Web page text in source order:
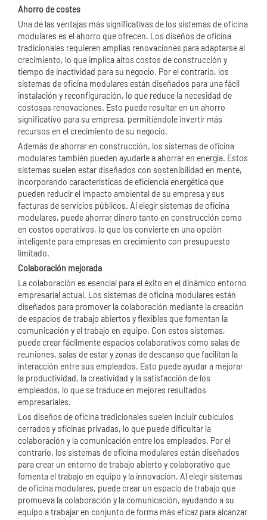
Ahorro de costes
Una de las ventajas más significativas de los sistemas de oficina
modulares es el ahorro que ofrecen. Los diseños de oficina
tradicionales requieren amplias renovaciones para adaptarse al
crecimiento, lo que implica altos costos de construcción y
tiempo de inactividad para su negocio. Por el contrario, los
sistemas de oficina modulares están diseñados para una fácil
instalación y reconfiguración, lo que reduce la necesidad de
costosas renovaciones. Esto puede resultar en un ahorro
significativo para su empresa, permitiéndole invertir más
recursos en el crecimiento de su negocio.
Además de ahorrar en construcción, los sistemas de oficina
modulares también pueden ayudarle a ahorrar en energía. Estos
sistemas suelen estar diseñados con sostenibilidad en mente,
incorporando características de eficiencia energética que
pueden reducir el impacto ambiental de su empresa y sus
facturas de servicios públicos. Al elegir sistemas de oficina
modulares, puede ahorrar dinero tanto en construcción como
en costos operativos, lo que los convierte en una opción
inteligente para empresas en crecimiento con presupuesto
limitado.
Colaboración mejorada
La colaboración es esencial para el éxito en el dinámico entorno
empresarial actual. Los sistemas de oficina modulares están
diseñados para promover la colaboración mediante la creación
de espacios de trabajo abiertos y flexibles que fomentan la
comunicación y el trabajo en equipo. Con estos sistemas,
puede crear fácilmente espacios colaborativos como salas de
reuniones, salas de estar y zonas de descanso que facilitan la
interacción entre sus empleados. Esto puede ayudar a mejorar
la productividad, la creatividad y la satisfacción de los
empleados, lo que se traduce en mejores resultados
empresariales.
Los diseños de oficina tradicionales suelen incluir cubículos
cerrados y oficinas privadas, lo que puede dificultar la
colaboración y la comunicación entre los empleados. Por el
contrario, los sistemas de oficina modulares están diseñados
para crear un entorno de trabajo abierto y colaborativo que
fomenta el trabajo en equipo y la innovación. Al elegir sistemas
de oficina modulares, puede crear un espacio de trabajo que
promueva la colaboración y la comunicación, ayudando a su
equipo a trabajar en conjunto de forma más eficaz para alcanzar